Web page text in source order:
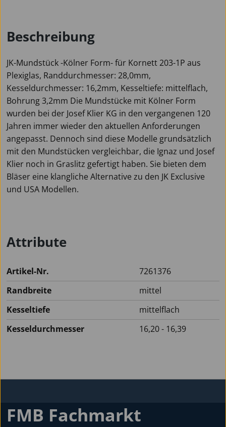
Beschreibung
JK-Mundstück -Kölner Form- für Kornett 203-1P aus
Plexiglas, Randdurchmesser: 28,0mm,
Kesseldurchmesser: 16,2mm, Kesseltiefe: mittelflach,
Bohrung 3,2mm Die Mundstücke mit Kölner Form
wurden bei der Josef Klier KG in den vergangenen 120
Jahren immer wieder den aktuellen Anforderungen
angepasst. Dennoch sind diese Modelle grundsätzlich
mit den Mundstücken vergleichbar, die Ignaz und Josef
Klier noch in Graslitz gefertigt haben. Sie bieten dem
Bläser eine klangliche Alternative zu den JK Exclusive
und USA Modellen.
Attribute
Artikel-Nr.
7261376
Randbreite
mittel
Kesseltiefe
mittelflach
Kesseldurchmesser
16,20 - 16,39
FMB Fachmarkt